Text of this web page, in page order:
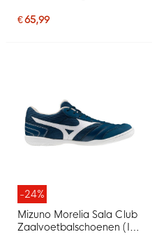
Blauw Wit
€ 65,99
-24%
Mizuno Morelia Sala Club
Zaalvoetbalschoenen (IN)